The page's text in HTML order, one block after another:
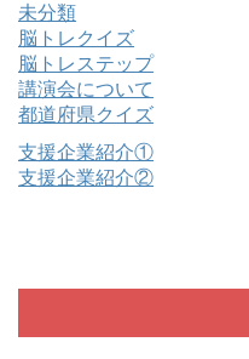
未分類
脳トレクイズ
脳トレステップ
講演会について
都道府県クイズ
支援企業紹介①
支援企業紹介②